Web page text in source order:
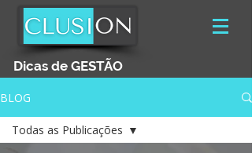
Dicas de GESTÃO
BLOG
Todas as Publicações